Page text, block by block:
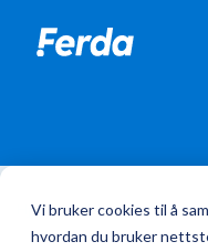
Vi bruker cookies til å
hvordan du bruker
Hjem/Bobiler